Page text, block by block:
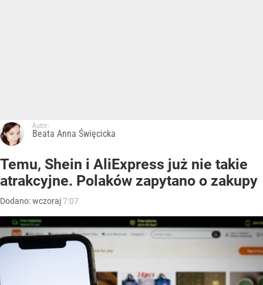
Autor:
Beata Anna Święcicka
Temu, Shein i AliExpress już nie takie
atrakcyjne. Polaków zapytano o zakupy
Dodano:wczoraj7:07